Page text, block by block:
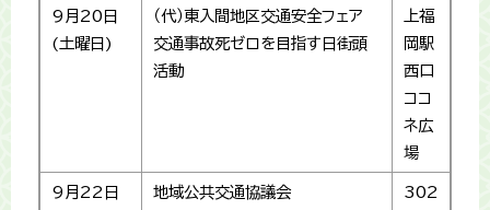
9月20日
(土曜日)
（代）東入間地区交通安全フェア
交通事故死ゼロを目指す日街頭
活動
上福
岡駅
西口
ココ
ネ広
場
9月22日
地域公共交通協議会
302